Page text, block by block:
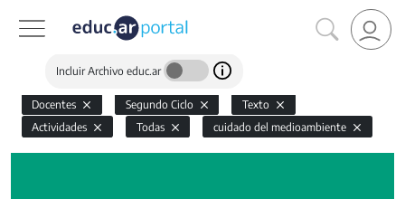
Incluir Archivo educ.ar
Docentes Segundo Ciclo
Texto
Actividades
Todas cuidado del medioambiente